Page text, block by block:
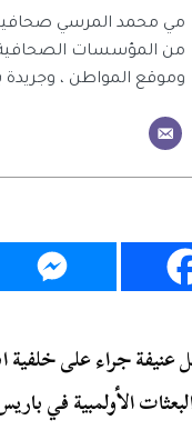
مي محمد المرسي صحافية
من المؤسسات
وموقع المواطن ، وجريدة
عنيفة جراء على
الأولمبية في